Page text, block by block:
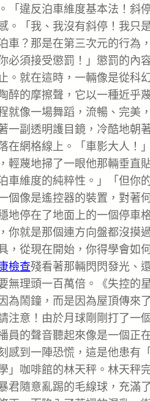
「違反泊車維度基本法！斜
。「我、我沒有斜停！我只
車？那是在第三次元的行
必須接受懲罰！」懲罰的內
。就在這時，一輛像是從科
醉的摩擦聲，它以一種近乎
就像一場舞蹈，流暢、完美
一副透明護目鏡，冷酷地朝
在網格線上。「車影大人！
輕蔑地掃了一眼他那輛垂直
車維度的純粹性。」「但你
個像是遙控器的裝置，對著
地停在了地面上的一個停
你就是那個連方向盤都沒摸
，從現在開始，你得學會
檢查殘看著那輛閃閃發光、
無理頭一百萬倍。《失控的
為鬧鐘，而是因為屋頂傳來
注意！由於月球剛剛打了一
員的聲音聽起來像是一個正
感到一陣恐慌，這是他患有
」咖啡館的林天秤。林天秤
君隨意亂踢的毛線球，充滿